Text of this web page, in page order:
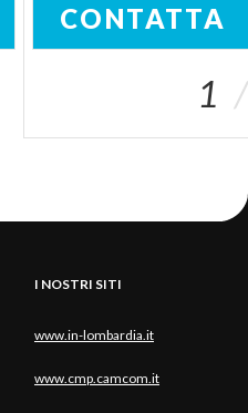
CONTATTA
1
I NOSTRI SITI
www.in-lombardia.it
www.cmp.camcom.it